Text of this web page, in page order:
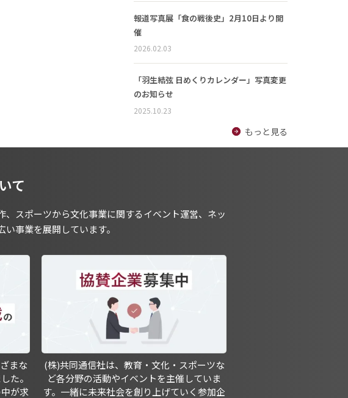
報道写真展「食の戦後史」2月10日より開
催
2026.02.03
「羽生結弦 日めくりカレンダー」写真変更
のお知らせ
2025.10.23
もっと見る
て
スポーツから文化事業に関するイベント運営、ネッ
事業を展開しています。
まな
た。
が求
(株)共同通信社は、教育・文化・スポーツな
ど各分野の活動やイベントを主催していま
す。一緒に未来社会を創り上げていく参加企